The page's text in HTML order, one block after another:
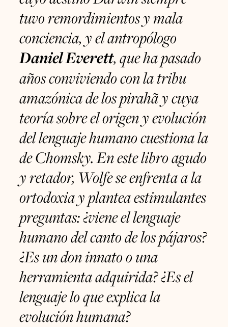
tuvo remordimientos y mala
conciencia, y el antropólogo
Daniel Everett, que ha pasado
años conviviendo con la tribu
amazónica de los pirahã y cuya
teoría sobre el origen y evolución
del lenguaje humano cuestiona la
de Chomsky. En este libro agudo
y retador, Wolfe se enfrenta a la
ortodoxia y plantea estimulantes
preguntas: ¿viene el lenguaje
humano del canto de los pájaros?
¿Es un don innato o una
herramienta adquirida? ¿Es el
lenguaje lo que explica la
evolución humana?